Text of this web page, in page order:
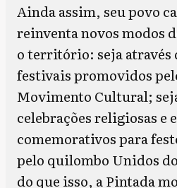
Ainda assim, seu povo
reinventa novos modos
o território: seja através
festivais promovidos
Movimento Cultural;
celebrações religiosas e
comemorativos para
pelo quilombo Unidos
do que isso, a Pintada